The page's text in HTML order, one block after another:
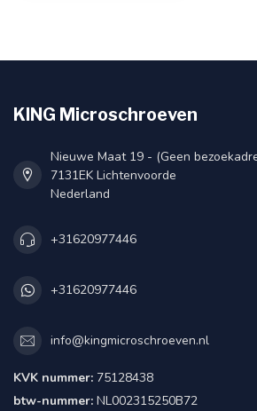
KING Microschroeven
Nieuwe Maat 19 - (Geen
7131EK Lichtenvoorde
Nederland
+31620977446
+31620977446
info@kingmicroschroeven.nl
KVK nummer: 75128438
btw-nummer: NL002315250B72